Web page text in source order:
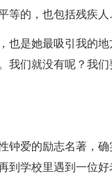
等的，也包括残疾
也是她最吸引我的
我们就没有呢？我
钟爱的励志名著，
到学校里遇到一位